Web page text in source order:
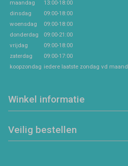
maandag
13:00-18:00
dinsdag
09:00-18:00
woensdag
09:00-18:00
donderdag
09:00-21:00
vrijdag
09:00-18:00
zaterdag
09:00-17:00
koopzondag iedere laatste zondag vd maand
Winkel informatie
Veilig bestellen